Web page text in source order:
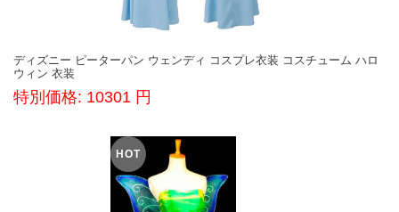
ディズニー ピーターパン ウェンディ コスプレ衣装 コスチューム ハロ
ウィン 衣装
特別価格: 10301 円
HOT